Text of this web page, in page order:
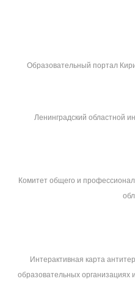
Образовательный портал
Ленинградский областной
Комитет общего и
Интерактивная карта
образовательных организациях